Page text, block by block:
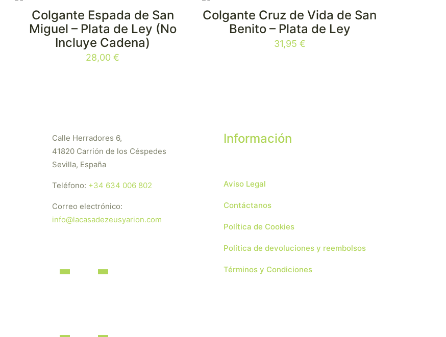
Colgante Espada de San
Miguel – Plata de Ley (No
Incluye Cadena)
28,00€
Colgante Cruz de Vida de San
Benito – Plata de Ley
31,95 €
Calle Herradores 6,
41820 Carrión de los Céspedes
Sevilla, España
Teléfono: +34 634 006 802
Correo electrónico:
info@lacasadezeusyarion.com
Información
Aviso Legal
Contáctanos
Política de Cookies
Política de devoluciones y reembolsos
Términos y Condiciones